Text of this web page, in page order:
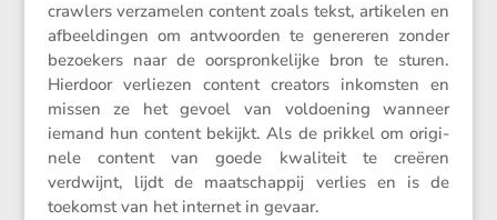
crawlers verza­melen content zoals tekst, artikelen en
afbeel­dingen om antwoorden te genereren zonder
bezoe­kers naar de oorspron­ke­lijke bron te sturen.
Hierdoor verliezen content creators inkom­sten en
missen ze het gevoel van voldoe­ning wanneer
iemand hun content bekijkt. Als de prikkel om origi­
nele content van goede kwali­teit te creëren
verdwijnt, lijdt de maatschappij verlies en is de
toekomst van het internet in gevaar.